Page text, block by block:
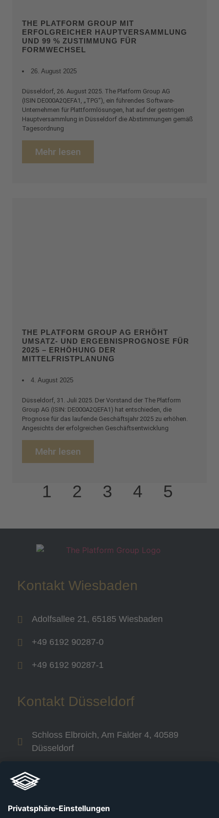
THE PLATFORM GROUP MIT
ERFOLGREICHER HAUPTVERSAMMLUNG
UND 99 % ZUSTIMMUNG FÜR
FORMWECHSEL
26. August 2025
Düsseldorf, 26. August 2025. The Platform Group AG
(ISIN DE000A2QEFA1, „TPG“), ein führendes Software-
Unternehmen für Plattformlösungen, hat auf der gestrigen
Hauptversammlung in Düsseldorf die Abstimmungen gemäß
Tagesordnung
Mehr lesen
THE PLATFORM GROUP AG ERHÖHT
UMSATZ- UND ERGEBNISPROGNOSE FÜR
2025 – ERHÖHUNG DER
MITTELFRISTPLANUNG
4. August 2025
Düsseldorf, 31. Juli 2025. Der Vorstand der The Platform
Group AG (ISIN: DE000A2QEFA1) hat entschieden, die
Prognose für das laufende Geschäftsjahr 2025 zu erhöhen.
Angesichts der erfolgreichen Geschäftsentwicklung
Mehr lesen
1 2 3 4 5
Kontakt Wiesbaden
Adolfsallee 21, 65185 Wiesbaden
+49 6192 90287-0
+49 6192 90287-1
Kontakt Düsseldorf
Schloss Elbroich, Am Falder 4, 40589
Düsseldorf
Links